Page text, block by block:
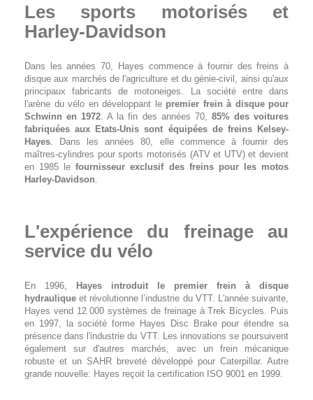
Les sports motorisés et
Harley-Davidson
Dans les années 70, Hayes commence à fournir des freins à
disque aux marchés de l'agriculture et du génie-civil, ainsi qu'aux
principaux fabricants de motoneiges. La société entre dans
l'arène du vélo en développant le premier frein à disque pour
Schwinn en 1972 . A la fin des années 70, 85% des voitures
fabriquées aux Etats-Unis sont équipées de freins Kelsey-
Hayes . Dans les années 80, elle commence à fournir des
maîtres-cylindres pour sports motorisés (ATV et UTV) et devient
en 1985 lefournisseur exclusif des freins pour les motos
Harley-Davidson
L'expérience du freinage au
service du vélo
En 1996, Hayes introduit le premier frein à disque
hydraulique et révolutionne l’industrie du VTT. L'année suivante,
Hayes vend 12 000 systèmes de freinage à Trek Bicycles. Puis
en 1997, la société forme Hayes Disc Brake pour étendre sa
présence dans l'industrie du VTT. Les innovations se poursuivent
également sur d'autres marchés, avec un frein mécanique
robuste et un SAHR breveté développé pour Caterpillar. Autre
grande nouvelle: Hayes reçoit la certification ISO 9001 en 1999.